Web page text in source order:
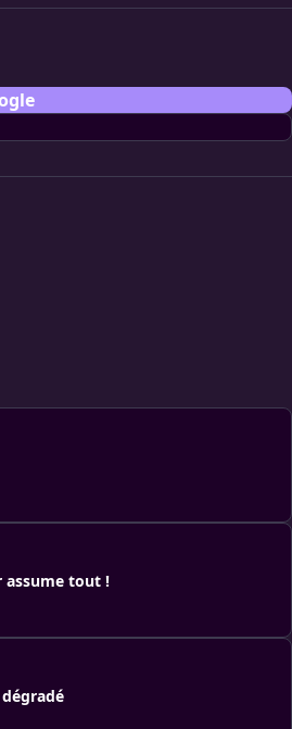
assume tout !
dégradé